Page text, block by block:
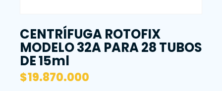
CENTRÍFUGA ROTOFIX
MODELO 32A PARA 28 TUBOS
DE 15ml
$19.870.000